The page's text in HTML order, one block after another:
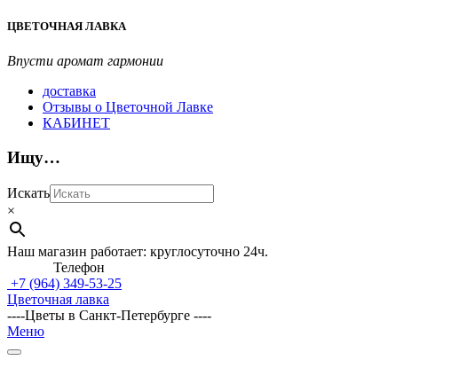
Перейти
содержимому
ЦВЕТОЧНАЯ ЛАВКА
Впусти аромат гармонии
доставка
Отзывы о Цветочной Лавке
КАБИНЕТ
Ищу…
Искать
×
Наш магазин работает: круглосуточно 24ч.
Телефон
+7 (964) 349-53-25
Цветочная лавка
----Цветы в Санкт-Петербурге ----
Главное
навигационное
Меню